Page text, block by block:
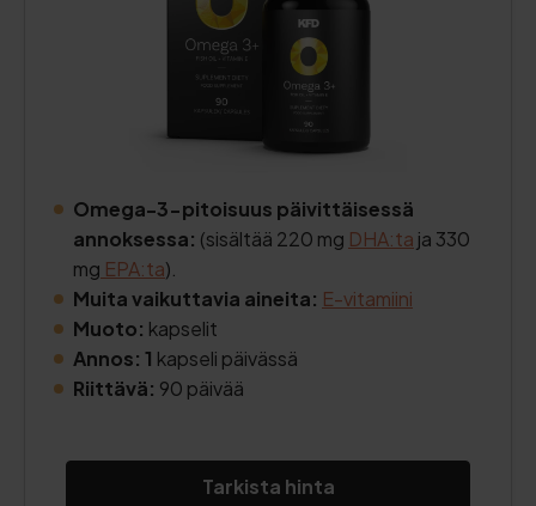
Omega-3-pitoisuus päivittäisessä
annoksessa: (sisältää 220 mg DHA:ta ja 330
mg EPA:ta).
Muita vaikuttavia aineita: E-vitamiini
Muoto: kapselit
Annos: 1 kapseli päivässä
Riittävä: 90 päivää
Tarkista hinta